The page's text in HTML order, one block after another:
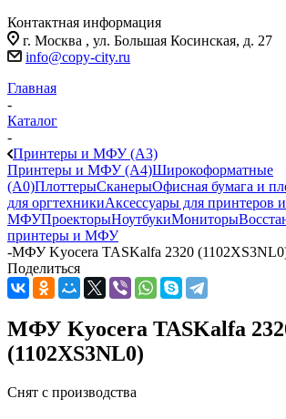
Контактная информация
г. Москва , ул. Большая Косинская, д. 27
info@copy-city.ru
Главная
-
Каталог
-
Принтеры и МФУ (А3)
Принтеры и МФУ (А4)Широкоформатные
(А0)ПлоттерыСканерыОфисная бумага и
для оргтехникиАксессуары для принтеров и
МФУПроекторыНоутбукиМониторы
принтеры и МФУ
-МФУ Kyocera TASKalfa 2320
Поделиться
МФУ Kyocera TASKalfa
(1102XS3NL0)
Снят с производства